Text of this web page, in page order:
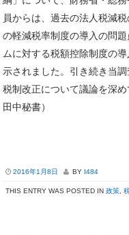
員からは、過去の法人税減
の軽減税率制度の導入の問
ムに対する税額控除制度の
示されました。引き続き当
税制改正について議論を深
田中秘書）
2016年1月8日 BY I484
THIS ENTRY WAS POSTED IN 政策